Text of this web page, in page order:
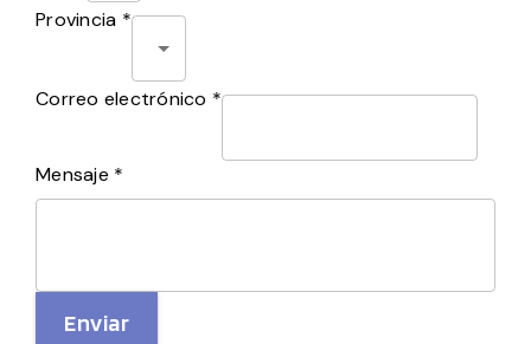
Provincia *
Correo electrónico *
Mensaje *
Enviar